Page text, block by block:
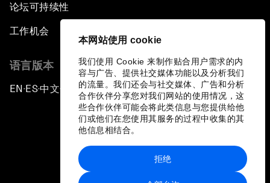
本网站使用 cookie
我们使用 Cookie 来制作贴合用户需求的内
容与广告、提供社交媒体功能以及分析我们
的流量。我们还会与社交媒体、广告和分析
合作伙伴分享您对我们网站的使用情况，这
些合作伙伴可能会将此类信息与您提供给他
们或他们在您使用其服务的过程中收集的其
他信息相结合。
拒绝
论坛可持续性
工作机会
语言版本
EN ▪ES▪中文▪ 日本語